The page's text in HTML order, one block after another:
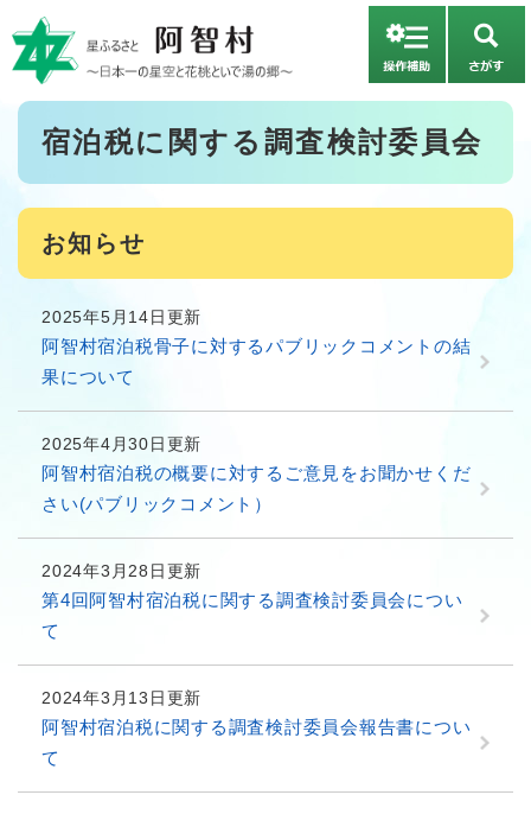
ー
ジ
が
す
本
宿泊税に関する調査検討委員会
お知らせ
2025年5月14日更新
阿智村宿泊税骨子に対するパブリックコメントの結
果について
2025年4月30日更新
阿智村宿泊税の概要に対するご意見をお聞かせくだ
さい(パブリックコメント）
2024年3月28日更新
第4回阿智村宿泊税に関する調査検討委員会につい
て
2024年3月13日更新
阿智村宿泊税に関する調査検討委員会報告書につい
て